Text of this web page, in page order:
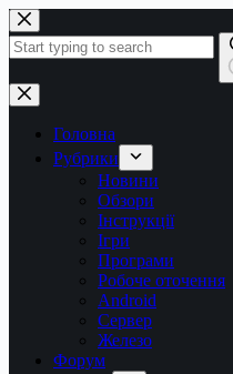
Перейти
до
вмісту
Немає
результатів
Головна
Рубрики
Новини
Обзори
Інструкції
Ігри
Програми
Робоче оточення
Android
Сервер
Железо
Форум